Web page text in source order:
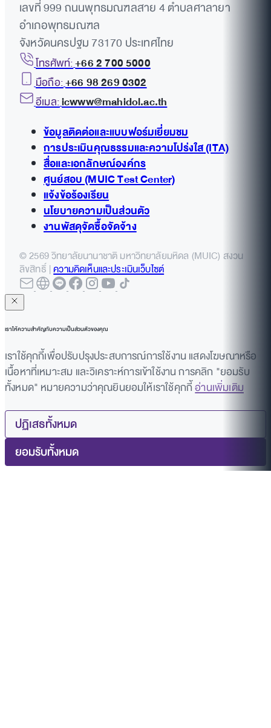
เลขที่ 999 ถนนพุทธมณฑลสาย 4 ตำบลศาลายา
อำเภอพุทธมณฑล
จังหวัดนครปฐม 73170 ประเทศไทย
โทรศัพท์:+66 2 700 5000
มือถือ:+66 98 269 0302
อีเมล:icwww@mahidol.ac.th
ข้อมูลติดต่อและแบบฟอร์มเยี่ยมชม
การประเมินคุณธรรมและความโปร่งใส (ITA)
สื่อและเอกลักษณ์องค์กร
ศูนย์สอบ (MUIC Test Center)
แจ้งข้อร้องเรียน
นโยบายความเป็นส่วนตัว
งานพัสดุจัดซื้อจัดจ้าง
© 2569 วิทยาลัยนานาชาติ มหาวิทยาลัยมหิดล (MUIC) สงวน
ลิขสิทธิ์ |ความคิดเห็นและประเมินเว็บไซต์
เราให้ความสำคัญกับความเป็นส่วนตัวของคุณ
เราใช้คุกกี้เพื่อปรับปรุงประสบการณ์การใช้งาน แสดงโฆษณาหรือ
เนื้อหาที่เหมาะสม และวิเคราะห์การเข้าใช้งาน การคลิก "ยอมรับ
ทั้งหมด" หมายความว่าคุณยินยอมให้เราใช้คุกกี้อ่านเพิ่มเติม
ปฏิเสธทั้งหมด
ยอมรับทั้งหมด